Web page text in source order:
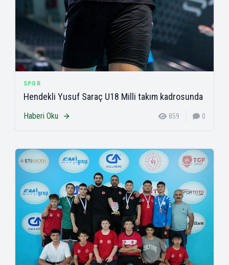
SPOR
Hendekli Yusuf Saraç U18 Milli takım kadrosunda
Haberi Oku 859 0